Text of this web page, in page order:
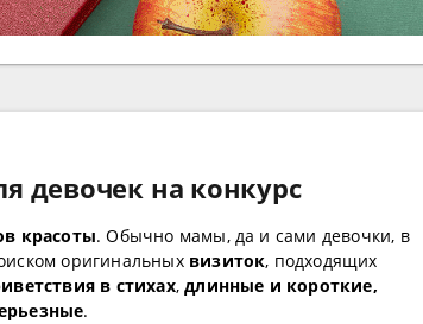
девочек на конкурс
красоты. Обычно мамы, да и сами девочки, в
оригинальных визиток, подходящих
в стихах,длинные и короткие,
.